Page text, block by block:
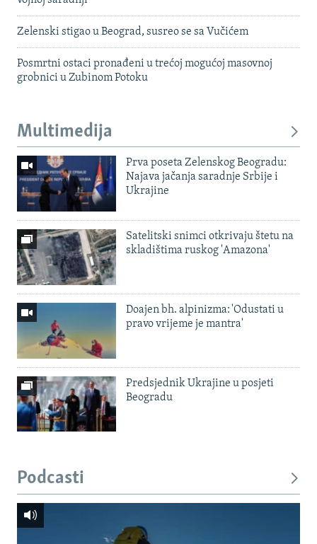
Zelenski stigao u Beograd, susreo se sa Vučićem
Posmrtni ostaci pronađeni u trećoj mogućoj masovnoj
grobnici u Zubinom Potoku
Multimedija
Prva poseta Zelenskog Beogradu:
Najava jačanja saradnje Srbije i
Ukrajine
Satelitski snimci otkrivaju štetu na
skladištima ruskog 'Amazona'
Doajen bh. alpinizma: 'Odustati u
pravo vrijeme je mantra'
Predsjednik Ukrajine u posjeti
Beogradu
Podcasti